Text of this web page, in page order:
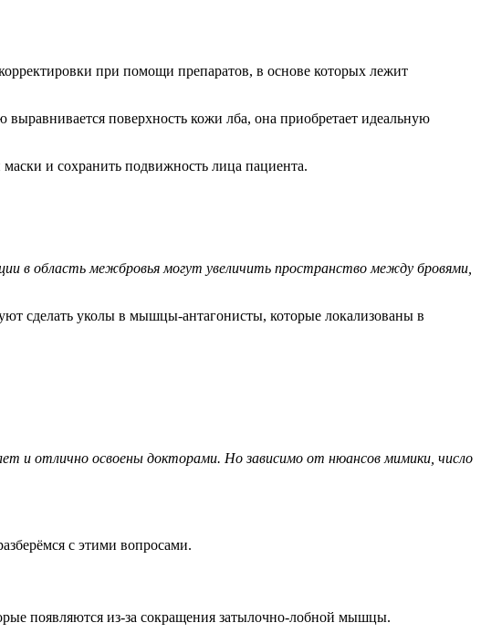
при помощи препаратов, в основе которых лежит
поверхность кожи лба, она приобретает идеальную
и сохранить подвижность лица пациента.
в область межбровья могут увеличить пространство между бровями,
сделать уколы в мышцы-антагонисты, которые локализованы в
и отлично освоены докторами. Но зависимо от нюансов мимики, число
с этими вопросами.
появляются из-за сокращения затылочно-лобной мышцы.